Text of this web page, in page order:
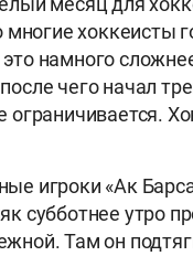
многие хоккеисты
намного
чего начал
ограничивается.
игроки «Ак
субботнее утро
Там он